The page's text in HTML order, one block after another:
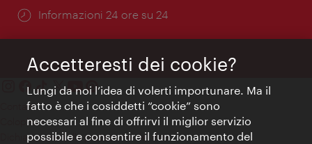
Öffnungszeiten:
Informazioni 24 ore su 24
Contatti
Colophon
Dichiarazione sulla protezione dei dati
Accetteresti dei cookie?
Lungi da noi l’idea di volerti importunare. Ma il
fatto è che i cosiddetti “cookie” sono
necessari al fine di offrirvi il miglior servizio
possibile e consentire il funzionamento del